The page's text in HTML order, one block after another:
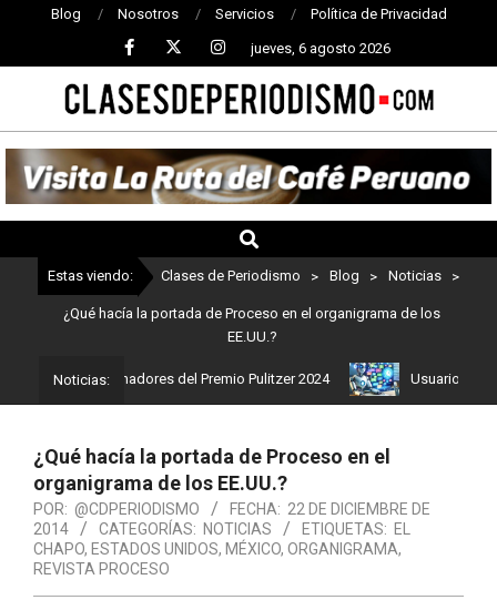
Blog Nosotros Servicios Política de Privacidad
jueves, 6 agosto 2026
CLASES
DE
PERIODISMO
Estas viendo: Clases de Periodismo > Blog > Noticias >
¿Qué hacía la portada de Proceso en el organigrama de los
EE.UU.?
Noticias:
son los ganadores del Premio Pulitzer 2024 Usuarios de
¿Qué hacía la portada de Proceso en el
organigrama de los EE.UU.?
POR: @CDPERIODISMO FECHA: 22 DE DICIEMBRE DE
2014
CATEGORÍAS: NOTICIAS ETIQUETAS: EL
CHAPO, ESTADOS UNIDOS, MÉXICO, ORGANIGRAMA,
REVISTA PROCESO